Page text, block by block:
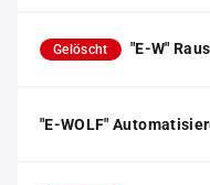
Gelöscht "E-W"
"E-WOLF"